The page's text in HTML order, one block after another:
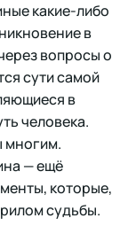
какие-либо
в
вопросы о
сути самой
в
человека.
многим.
— ещё
которые,
судьбы.